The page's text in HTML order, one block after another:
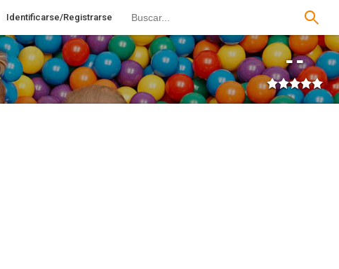
Identificarse/Registrarse
--